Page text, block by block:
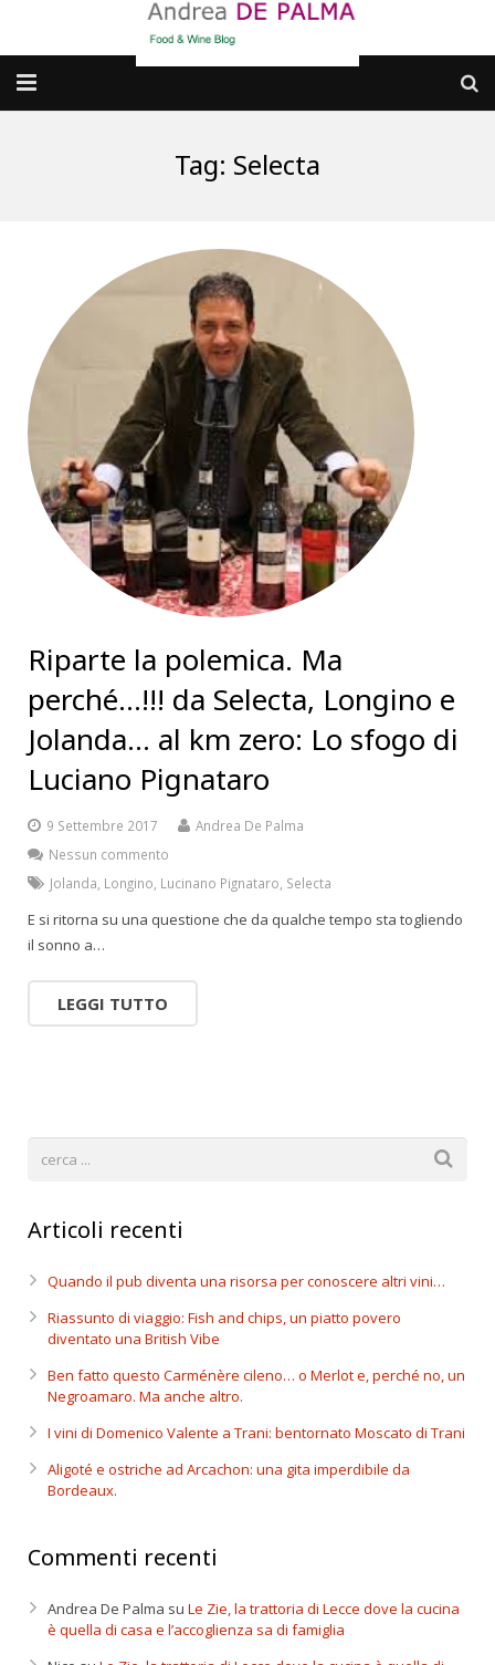
dove MANGIARE
cosa CUCINARE
dove ANDARE
Punti di vista e approfondimenti
Contatti
Tag: Selecta
Riparte la polemica. Ma
perché…!!! da Selecta, Longino e
Jolanda… al km zero: Lo sfogo di
Luciano Pignataro
9 Settembre 2017
Andrea De Palma
Nessun commento
Jolanda, Longino, Lucinano Pignataro, Selecta
E si ritorna su una questione che da qualche tempo sta togliendo
il sonno a…
LEGGI TUTTO
Articoli recenti
Quando il pub diventa una risorsa per conoscere altri vini…
Riassunto di viaggio: Fish and chips, un piatto povero
diventato una British Vibe
Ben fatto questo Carménère cileno… o Merlot e, perché no, un
Negroamaro. Ma anche altro.
I vini di Domenico Valente a Trani: bentornato Moscato di Trani
Aligoté e ostriche ad Arcachon: una gita imperdibile da
Bordeaux.
Commenti recenti
Andrea De Palma su Le Zie, la trattoria di Lecce dove la cucina
è quella di casa e l’accoglienza sa di famiglia